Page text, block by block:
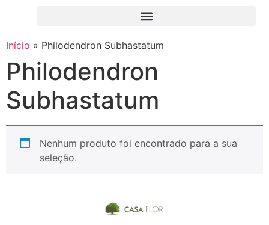
Início » Philodendron Subhastatum
Philodendron
Subhastatum
Nenhum produto foi encontrado para a sua
seleção.